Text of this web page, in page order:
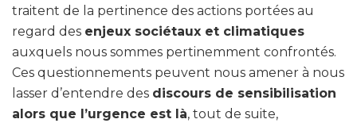
traitent de la pertinence des actions portées au
regard des enjeux sociétaux et climatiques
auxquels nous sommes pertinemment confrontés.
Ces questionnements peuvent nous amener à nous
lasser d’entendre des discours de sensibilisation
alors que l’urgence est là, tout de suite,